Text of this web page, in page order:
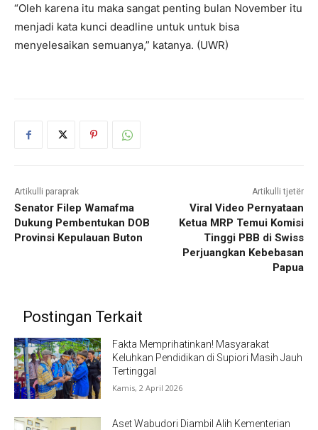
“Oleh karena itu maka sangat penting bulan November itu
menjadi kata kunci deadline untuk untuk bisa
menyelesaikan semuanya,” katanya. (UWR)
Artikulli paraprak
Senator Filep Wamafma
Dukung Pembentukan DOB
Provinsi Kepulauan Buton
Artikulli tjetër
Viral Video Pernyataan
Ketua MRP Temui Komisi
Tinggi PBB di Swiss
Perjuangkan Kebebasan
Papua
Postingan Terkait
Fakta Memprihatinkan! Masyarakat
Keluhkan Pendidikan di Supiori Masih Jauh
Tertinggal
Kamis, 2 April 2026
Aset Wabudori Diambil Alih Kementerian